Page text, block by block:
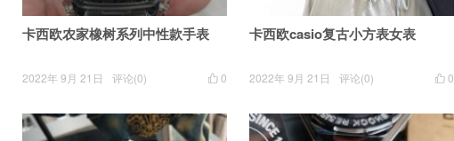
卡西欧农家橡树系列中性款手表
 0
2022年 9月 21日 评论(0)
卡西欧casio复古小方表女表
 0
2022年 9月 21日 评论(0)